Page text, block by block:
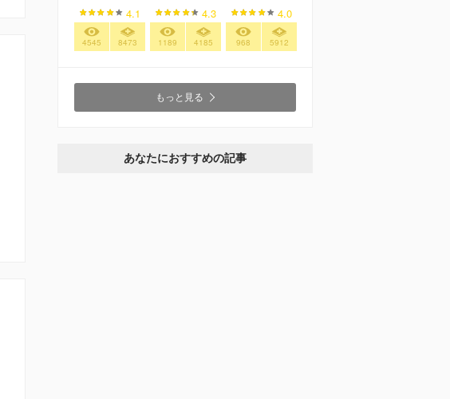
4.1
4545 8473
4.3
1189 4185
4.0
968 5912
もっと見る
あなたにおすすめの記事